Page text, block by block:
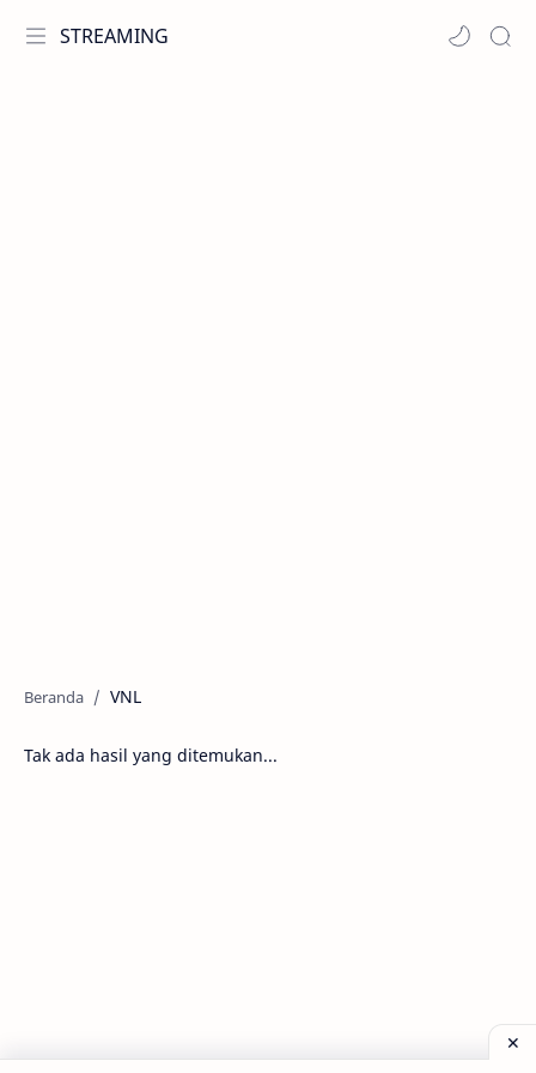
STREAMING
VNL
Tak ada hasil yang ditemukan...